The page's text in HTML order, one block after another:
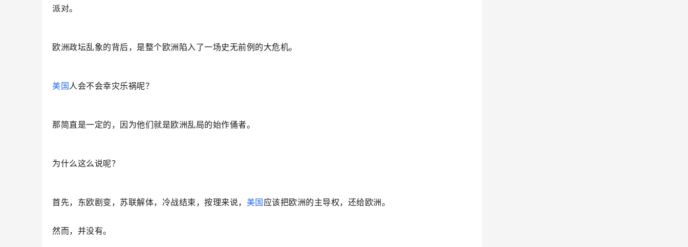
派对。
欧洲政坛乱象的背后，是整个欧洲陷入了一场史无前例的大危机。
美国人会不会幸灾乐祸呢？
那简直是一定的，因为他们就是欧洲乱局的始作俑者。
为什么这么说呢？
首先，东欧剧变，苏联解体，冷战结束，按理来说， 美国 应该把欧洲的主导权，还给欧洲。
然而，并没有。